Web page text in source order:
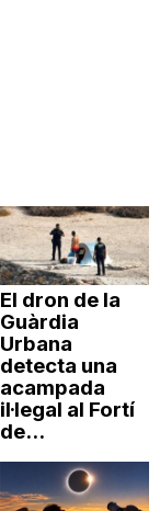
El dron de la
Guàrdia
Urbana
detecta una
acampada
il·legal al Fortí
de...